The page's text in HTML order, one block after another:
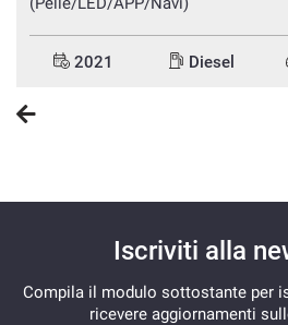
2021 Diesel
Iscriviti alla
Compila il modulo sottostante per
ricevere aggiornamenti